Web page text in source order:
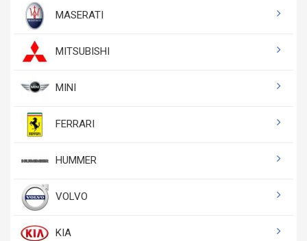
MASERATI
MITSUBISHI
MINI
FERRARI
HUMMER
VOLVO
KIA